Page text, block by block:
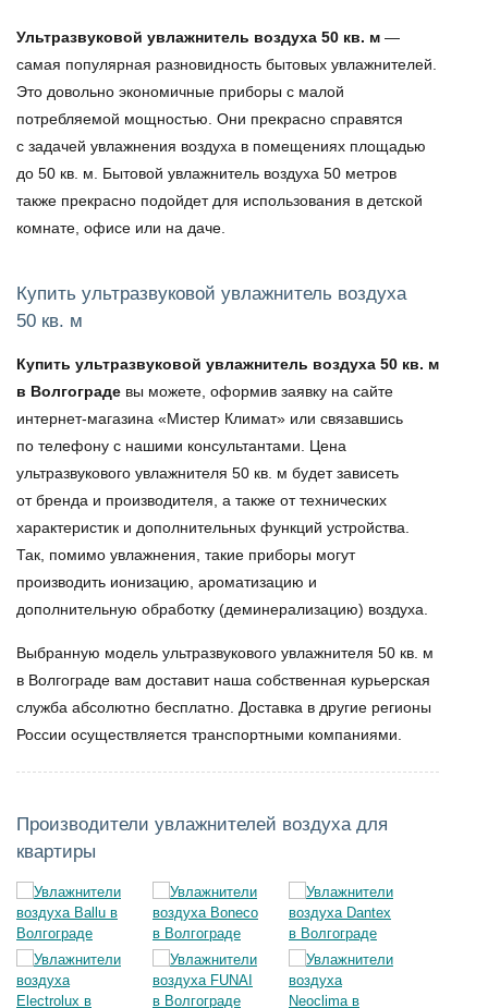
Ультразвуковой увлажнитель воздуха 50 кв. м —
самая популярная разновидность бытовых увлажнителей.
Это довольно экономичные приборы с малой
потребляемой мощностью. Они прекрасно справятся
с задачей увлажнения воздуха в помещениях площадью
до 50 кв. м. Бытовой увлажнитель воздуха 50 метров
также прекрасно подойдет для использования в детской
комнате, офисе или на даче.
Купить ультразвуковой увлажнитель воздуха
50 кв. м
Купить ультразвуковой увлажнитель воздуха 50 кв. м
в Волгограде вы можете, оформив заявку на сайте
интернет-магазина «Мистер Климат» или связавшись
по телефону с нашими консультантами. Цена
ультразвукового увлажнителя 50 кв. м будет зависеть
от бренда и производителя, а также от технических
характеристик и дополнительных функций устройства.
Так, помимо увлажнения, такие приборы могут
производить ионизацию, ароматизацию и
дополнительную обработку (деминерализацию) воздуха.
Выбранную модель ультразвукового увлажнителя 50 кв. м
в Волгограде вам доставит наша собственная курьерская
служба абсолютно бесплатно. Доставка в другие регионы
России осуществляется транспортными компаниями.
Производители увлажнителей воздуха для
квартиры